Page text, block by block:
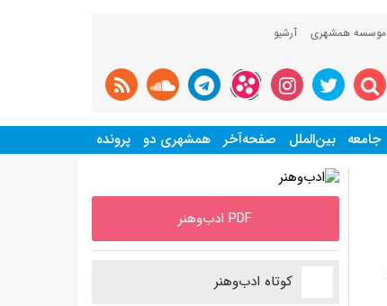
موسسه همشهری آرشیو
جامعه بین‌الملل صفحه‌آخر همشهری دو پرونده
PDF ادب‌وهنر
کوتاه ادب‌وهنر